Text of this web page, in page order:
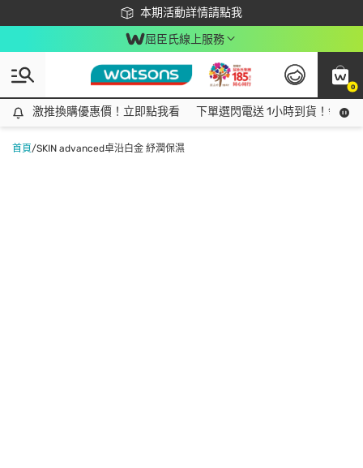
本期活動詳情請點我
下載app最高回饋$350
屈臣氏線上服務
0
激推換購優惠價！立即點我看
激推換購優惠價！立即點我看 下單選閃電送 1小時到貨！領神
首頁/SKIN advanced卓沿白金 紓潤保濕